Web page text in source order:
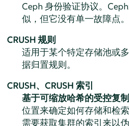
Ceph 身份验证协议。
似，但它没有单一故障点。
CRUSH 规则
适用于某个特定存储池或
据归置规则。
CRUSH、CRUSH 索引
基于可缩放哈希的受控复制
位置来确定如何存储和检
需要获取集群的索引来以